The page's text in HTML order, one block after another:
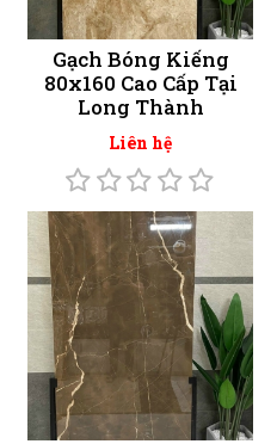
Gạch Bóng Kiếng
80x160 Cao Cấp Tại
Long Thành
Liên hệ